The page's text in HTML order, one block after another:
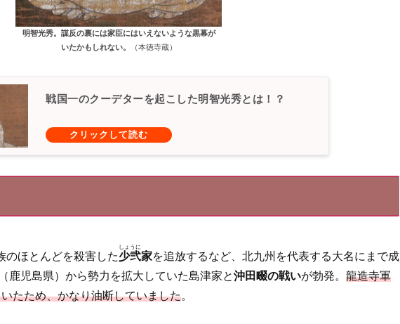
明智光秀。謀反の裏には家臣にはいえないような黒幕が
いたかもしれない。
（本徳寺蔵）
戦国一のクーデターを起こした明智光秀とは！？
のほとんどを殺害した少弐
しょうに
家を追放するなど、北九州を代表する大名にまで成
鹿児島県）から勢力を拡大していた島津家と沖田畷の戦いが勃発。 龍造寺軍
たため、かなり油断していました。